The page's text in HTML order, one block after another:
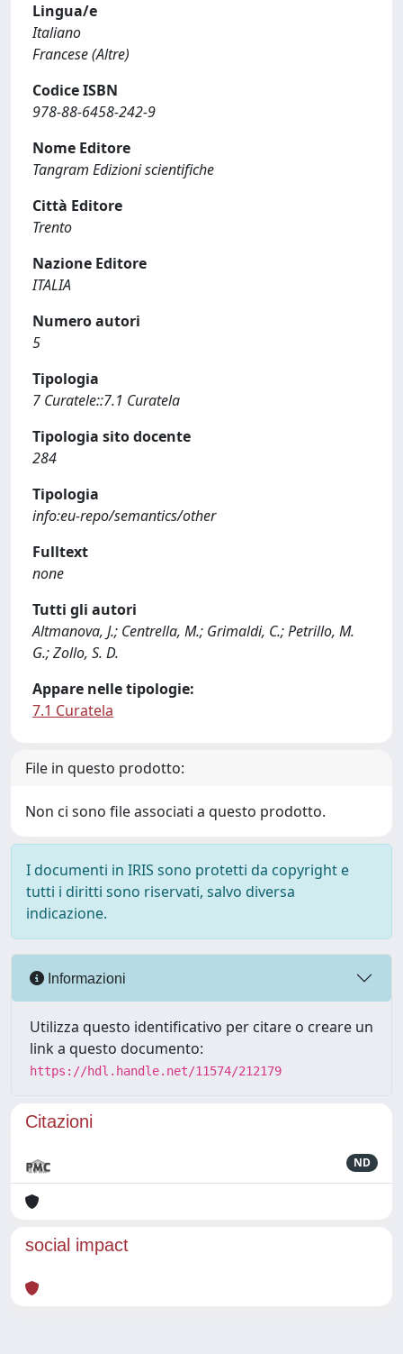
Lingua/e
Italiano
Francese (Altre)
Codice ISBN
978-88-6458-242-9
Nome Editore
Tangram Edizioni scientifiche
Città Editore
Trento
Nazione Editore
ITALIA
Numero autori
5
Tipologia
7 Curatele::7.1 Curatela
Tipologia sito docente
284
Tipologia
info:eu-repo/semantics/other
Fulltext
none
Tutti gli autori
Altmanova, J.; Centrella, M.; Grimaldi, C.; Petrillo, M.
G.; Zollo, S. D.
Appare nelle tipologie:
7.1 Curatela
File in questo prodotto:
Non ci sono file associati a questo prodotto.
I documenti in IRIS sono protetti da copyright e
tutti i diritti sono riservati, salvo diversa
indicazione.
Informazioni
Utilizza questo identificativo per citare o creare un
link a questo documento:
https://hdl.handle.net/11574/212179
Citazioni
ND
social impact